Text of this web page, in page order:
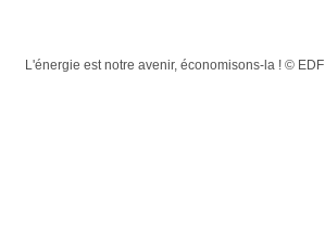
L'énergie est notre avenir, économisons-la ! © EDF